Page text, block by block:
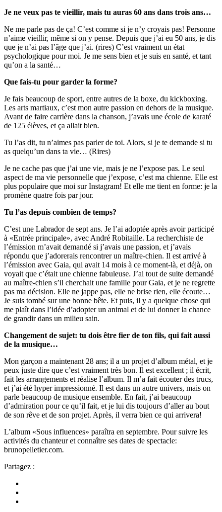
Je ne veux pas te vieillir, mais tu auras 60 ans dans trois ans…
Ne me parle pas de ça! C’est comme si je n’y croyais pas! Personne
n’aime vieillir, même si on y pense. Depuis que j’ai eu 50 ans, je dis
que je n’ai pas l’âge que j’ai. (rires) C’est vraiment un état
psychologique pour moi. Je me sens bien et je suis en santé, et tant
qu’on a la santé…
Que fais-tu pour garder la forme?
Je fais beaucoup de sport, entre autres de la boxe, du kickboxing.
Les arts martiaux, c’est mon autre passion en dehors de la musique.
Avant de faire carrière dans la chanson, j’avais une école de karaté
de 125 élèves, et ça allait bien.
Tu l’as dit, tu n’aimes pas parler de toi. Alors, si je te demande si tu
as quelqu’un dans ta vie… (Rires)
Je ne cache pas que j’ai une vie, mais je ne l’expose pas. Le seul
aspect de ma vie personnelle que j’expose, c’est ma chienne. Elle est
plus populaire que moi sur Instagram! Et elle me tient en forme: je la
promène quatre fois par jour.
Tu l’as depuis combien de temps?
C’est une Labrador de sept ans. Je l’ai adoptée après avoir participé
à «Entrée principale», avec André Robitaille. La recherchiste de
l’émission m’avait demandé si j’avais une passion, et j’avais
répondu que j’adorerais rencontrer un maître-chien. Il est arrivé à
l’émission avec Gaia, qui avait 14 mois à ce moment-là, et déjà, on
voyait que c’était une chienne fabuleuse. J’ai tout de suite demandé
au maître-chien s’il cherchait une famille pour Gaia, et je ne regrette
pas ma décision. Elle ne jappe pas, elle ne brise rien, elle écoute…
Je suis tombé sur une bonne bête. Et puis, il y a quelque chose qui
me plaît dans l’idée d’adopter un animal et de lui donner la chance
de grandir dans un milieu sain.
Changement de sujet: tu dois être fier de ton fils, qui fait aussi
de la musique…
Mon garçon a maintenant 28 ans; il a un projet d’album métal, et je
peux juste dire que c’est vraiment très bon. Il est excellent ; il écrit,
fait les arrangements et réalise l’album. Il m’a fait écouter des trucs,
et j’ai été hyper impressionné. Il est dans un autre univers, mais on
parle beaucoup de musique ensemble. En fait, j’ai beaucoup
d’admiration pour ce qu’il fait, et je lui dis toujours d’aller au bout
de son rêve et de son projet. Après, il verra bien ce qui arrivera!
L’album «Sous influences» paraîtra en septembre. Pour suivre les
activités du chanteur et connaître ses dates de spectacle:
brunopelletier.com.
Partagez :